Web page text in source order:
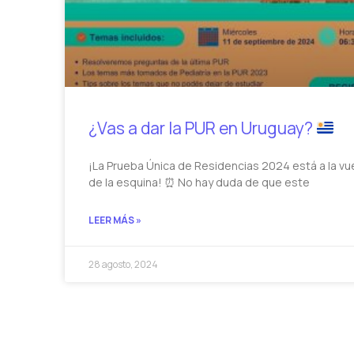
¿Vas a dar la PUR en Uruguay?
¡La Prueba Única de Residencias 2024 está a la
de la esquina! ⏰ No hay duda de que este
LEER MÁS »
28 agosto, 2024